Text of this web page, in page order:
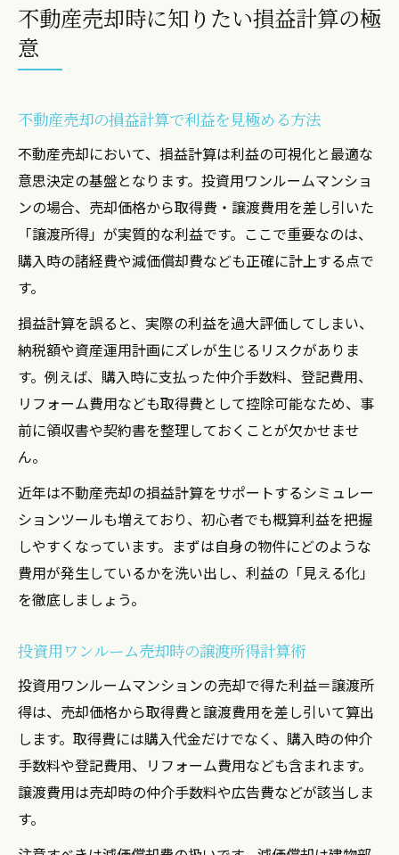
不動産売却時に知りたい損益計算の極
意
不動産売却の損益計算で利益を見極める方法
不動産売却において、損益計算は利益の可視化と最適な
意思決定の基盤となります。投資用ワンルームマンショ
ンの場合、売却価格から取得費・譲渡費用を差し引いた
「譲渡所得」が実質的な利益です。ここで重要なのは、
購入時の諸経費や減価償却費なども正確に計上する点で
す。
損益計算を誤ると、実際の利益を過大評価してしまい、
納税額や資産運用計画にズレが生じるリスクがありま
す。例えば、購入時に支払った仲介手数料、登記費用、
リフォーム費用なども取得費として控除可能なため、事
前に領収書や契約書を整理しておくことが欠かせませ
ん。
近年は不動産売却の損益計算をサポートするシミュレー
ションツールも増えており、初心者でも概算利益を把握
しやすくなっています。まずは自身の物件にどのような
費用が発生しているかを洗い出し、利益の「見える化」
を徹底しましょう。
投資用ワンルーム売却時の譲渡所得計算術
投資用ワンルームマンションの売却で得た利益＝譲渡所
得は、売却価格から取得費と譲渡費用を差し引いて算出
します。取得費には購入代金だけでなく、購入時の仲介
手数料や登記費用、リフォーム費用なども含まれます。
譲渡費用は売却時の仲介手数料や広告費などが該当しま
す。